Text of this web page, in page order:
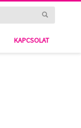
KAPCSOLAT